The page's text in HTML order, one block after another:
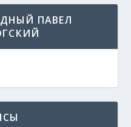
ПАВЕЛ